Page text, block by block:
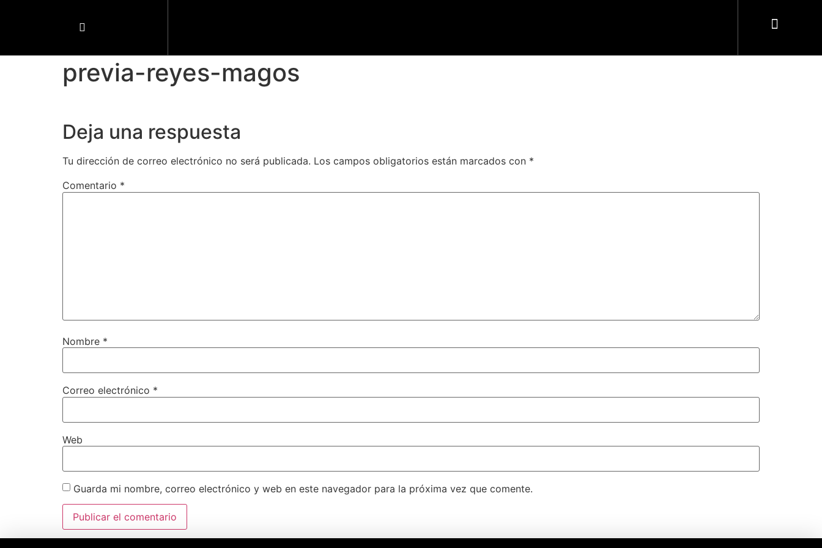
previa-reyes-magos
Deja una respuesta
Tu dirección de correo electrónico no será publicada. Los campos obligatorios están marcados con *
Comentario *
Nombre *
Correo electrónico *
Web
Guarda mi nombre, correo electrónico y web en este navegador para la próxima vez que comente.